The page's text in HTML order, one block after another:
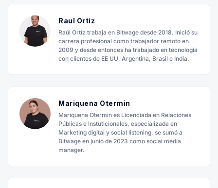
Raul Ortíz
Raúl Ortíz trabaja en Bitwage desde 2018. Inició su
carrera profesional como trabajador remoto en
2009 y desde entonces ha trabajado en tecnología
con clientes de EE UU, Argentina, Brasil e India.
Mariquena Otermin
Mariquena Otermin es Licenciada en Relaciones
Públicas e Instuticionales, especializada en
Marketing digital y social listening, se sumó a
Bitwage en junio de 2023 como social media
manager.